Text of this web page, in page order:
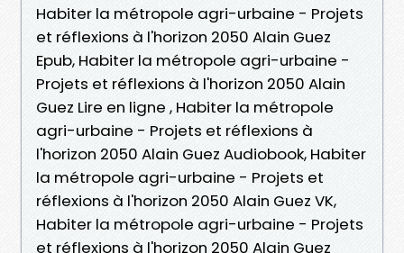
Habiter la métropole agri-urbaine - Projets
et réflexions à l'horizon 2050 Alain Guez
Epub, Habiter la métropole agri-urbaine -
Projets et réflexions à l'horizon 2050 Alain
Guez Lire en ligne , Habiter la métropole
agri-urbaine - Projets et réflexions à
l'horizon 2050 Alain Guez Audiobook, Habiter
la métropole agri-urbaine - Projets et
réflexions à l'horizon 2050 Alain Guez VK,
Habiter la métropole agri-urbaine - Projets
et réflexions à l'horizon 2050 Alain Guez